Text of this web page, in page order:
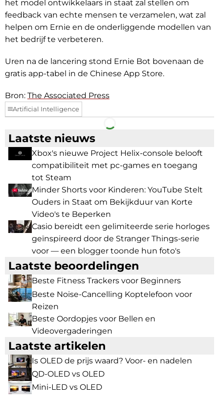
het model ontwikkelaars in staat zal stellen om
feedback van echte mensen te verzamelen, wat zal
helpen om Ernie en de onderliggende modellen van
het bedrijf te verbeteren.
Uren na de lancering stond Ernie Bot bovenaan de
gratis app-tabel in de Chinese App Store.
Bron: The Associated Press
Artificial Intelligence
Facebook Telegram
Laatste nieuws
Xbox's nieuwe Project Helix-console belooft
compatibiliteit met pc-games en toegang
tot Steam
Minder Shorts voor Kinderen: YouTube Stelt
Ouders in Staat om Bekijkduur van Korte
Video's te Beperken
Casio bereidt een gelimiteerde serie horloges
geïnspireerd door de Stranger Things-serie
voor — een blogger toonde hun foto's
Laatste beoordelingen
Beste Fitness Trackers voor Beginners
Beste Noise-Cancelling Koptelefoon voor
Reizen
Beste Oordopjes voor Bellen en
Videovergaderingen
Laatste artikelen
Is OLED de prijs waard? Voor- en nadelen
QD-OLED vs OLED
Mini-LED vs OLED